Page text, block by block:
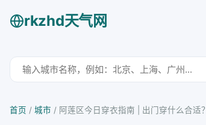
rkzhd天气网
首页 / 城市 / 阿莲区今日穿衣指南 | 出门穿什么合适？